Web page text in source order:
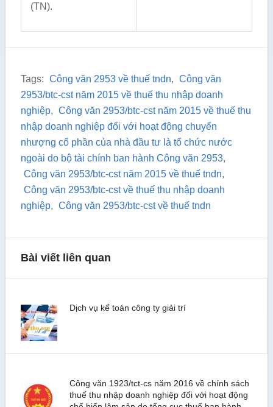
(TN).
Tags: Công văn 2953 về thuế tndn, Công văn
2953/btc-cst năm 2015 về thuế thu nhập doanh
nghiệp, Công văn 2953/btc-cst năm 2015 về thuế thu
nhập doanh nghiệp đối với hoạt động chuyển
nhượng cổ phần của nhà đầu tư là tổ chức nước
ngoài do bộ tài chính ban hành Công văn 2953,
Công văn 2953/btc-cst năm 2015 về thuế tndn,
Công văn 2953/btc-cst về thuế thu nhập doanh
nghiệp, Công văn 2953/btc-cst về thuế tndn
Bài viết liên quan
Dịch vụ kế toán công ty giải trí
Công văn 1923/tct-cs năm 2016 về chính sách
thuế thu nhập doanh nghiệp đối với hoạt động